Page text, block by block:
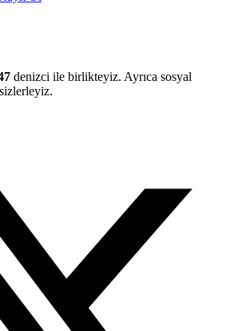
denizci ile birlikteyiz. Ayrıca sosyal